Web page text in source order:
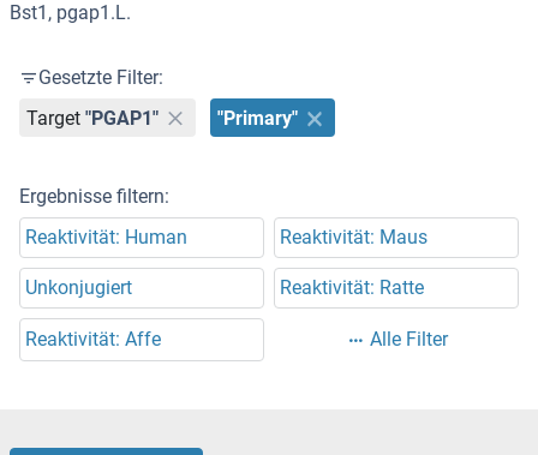
Bst1, pgap1.L.
Gesetzte Filter:
Target "PGAP1" "Primary"
Ergebnisse filtern:
Reaktivität: Human
Reaktivität: Maus
Unkonjugiert Reaktivität: Ratte
Reaktivität: Affe Alle Filter